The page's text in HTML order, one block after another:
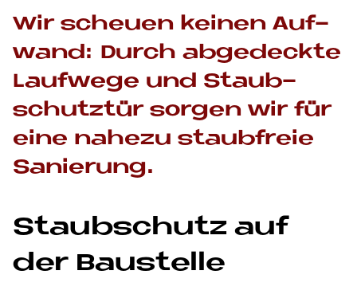
Wir scheu­en kei­nen Auf­
wand: Durch ab­ge­deck­te
Lauf­we­ge und Staub­
schutz­tür sor­gen wir für
eine na­he­zu staub­freie
Sa­nie­rung.
Staub­schu­tz auf
der Bau­stel­le